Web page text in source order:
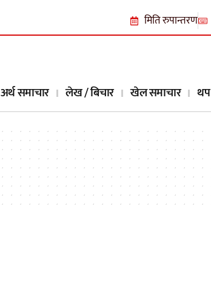
मिति रुपान्तरण
अर्थ समाचार लेख / बिचार खेल समाचार थप